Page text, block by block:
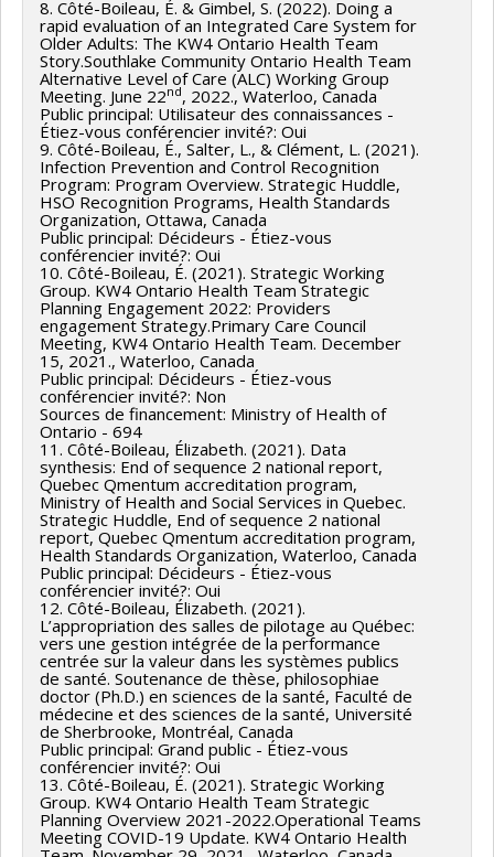
8. Côté-Boileau, É. & Gimbel, S. (2022). Doing a
rapid evaluation of an Integrated Care System for
Older Adults: The KW4 Ontario Health Team
Story.Southlake Community Ontario Health Team
Alternative Level of Care (ALC) Working Group
Meeting. June 22nd, 2022., Waterloo, Canada
Public principal: Utilisateur des connaissances -
Étiez-vous conférencier invité?: Oui
9. Côté-Boileau, É., Salter, L., & Clément, L. (2021).
Infection Prevention and Control Recognition
Program: Program Overview. Strategic Huddle,
HSO Recognition Programs, Health Standards
Organization, Ottawa, Canada
Public principal: Décideurs - Étiez-vous
conférencier invité?: Oui
10. Côté-Boileau, É. (2021). Strategic Working
Group. KW4 Ontario Health Team Strategic
Planning Engagement 2022: Providers
engagement Strategy.Primary Care Council
Meeting, KW4 Ontario Health Team. December
15, 2021., Waterloo, Canada
Public principal: Décideurs - Étiez-vous
conférencier invité?: Non
Sources de financement: Ministry of Health of
Ontario - 694
11. Côté-Boileau, Élizabeth. (2021). Data
synthesis: End of sequence 2 national report,
Quebec Qmentum accreditation program,
Ministry of Health and Social Services in Quebec.
Strategic Huddle, End of sequence 2 national
report, Quebec Qmentum accreditation program,
Health Standards Organization, Waterloo, Canada
Public principal: Décideurs - Étiez-vous
conférencier invité?: Oui
12. Côté-Boileau, Élizabeth. (2021).
L’appropriation des salles de pilotage au Québec:
vers une gestion intégrée de la performance
centrée sur la valeur dans les systèmes publics
de santé. Soutenance de thèse, philosophiae
doctor (Ph.D.) en sciences de la santé, Faculté de
médecine et des sciences de la santé, Université
de Sherbrooke, Montréal, Canada
Public principal: Grand public - Étiez-vous
conférencier invité?: Oui
13. Côté-Boileau, É. (2021). Strategic Working
Group. KW4 Ontario Health Team Strategic
Planning Overview 2021-2022.Operational Teams
Meeting COVID-19 Update. KW4 Ontario Health